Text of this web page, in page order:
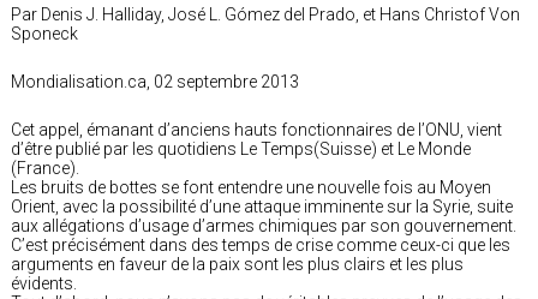
Par Denis J. Halliday, José L. Gómez del Prado, et Hans Christof Von
Sponeck
Mondialisation.ca, 02 septembre 2013
Cet appel, émanant d’anciens hauts fonctionnaires de l’ONU, vient
d’être publié par les quotidiens Le Temps(Suisse) et Le Monde
(France).
Les bruits de bottes se font entendre une nouvelle fois au Moyen
Orient, avec la possibilité d’une attaque imminente sur la Syrie, suite
aux allégations d’usage d’armes chimiques par son gouvernement.
C’est précisément dans des temps de crise comme ceux-ci que les
arguments en faveur de la paix sont les plus clairs et les plus
évidents.